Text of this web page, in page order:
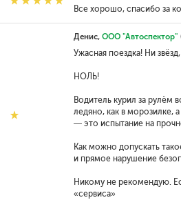
Все хорошо, спасибо за
Денис, ООО "Автоспектор"
Ужасная поездка! Ни
НОЛЬ!
Водитель курил за рулём
ледяно, как в морозилке,
— это испытание на
Как можно допускать
и прямое нарушение
Никому не рекомендую.
«сервиса»